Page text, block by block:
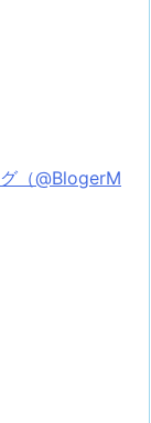
（@BlogerM